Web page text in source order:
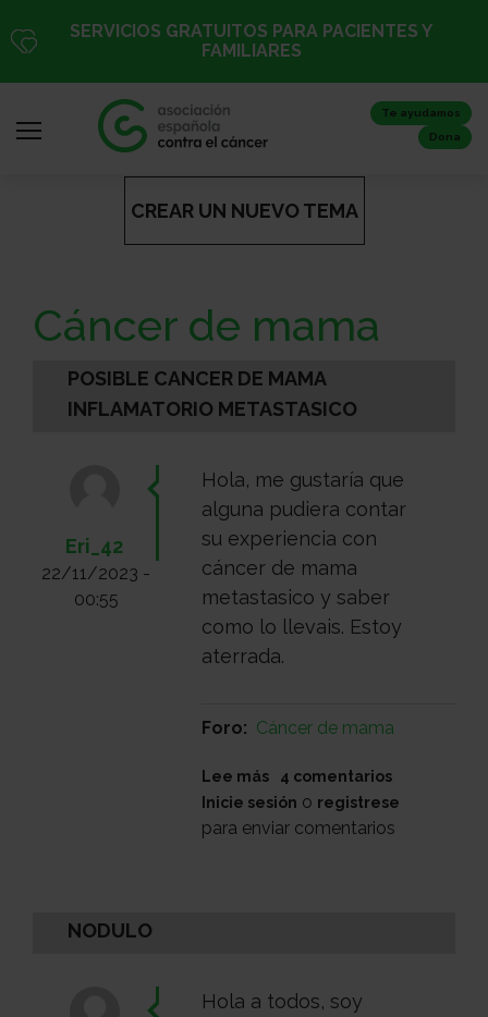
al
SERVICIOS GRATUITOS PARA PACIENTES Y
FAMILIARES
Te ayudamos
Dona
Registro
Inicio
nosotros
Colabora
CREAR UN NUEVO TEMA
Cáncer de mama
POSIBLE CANCER DE MAMA
INFLAMATORIO METASTASICO
Eri_42
22/11/2023 -
00:55
Hola, me gustaría que
alguna pudiera contar
su experiencia con
cáncer de mama
metastasico y saber
como lo llevais. Estoy
aterrada.
Foro Cáncer de mama
Lee más sobre
posible
cancer
4 comentarios
Inicie sesión o registrese
para enviar comentarios
NODULO
Hola a todos, soy